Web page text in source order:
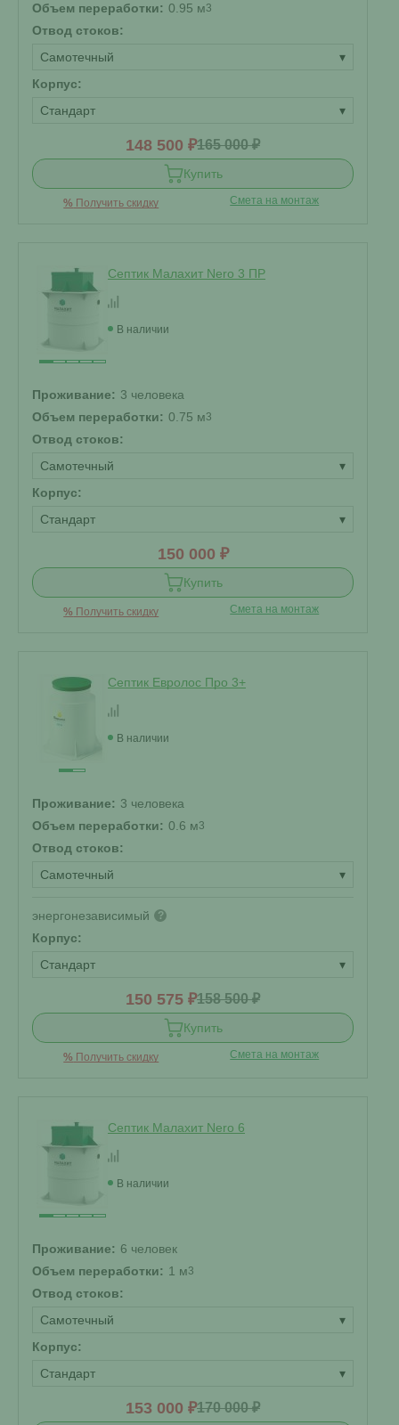
Объем переработки: 0.95 м3
Отвод стоков:
Самотечный
▾
Корпус:
Стандарт
▾
148 500 ₽165 000 ₽
Купить
% Получить скидку Смета на монтаж
Септик Малахит Nero 3 ПР
В наличии
Проживание: 3 человека
Объем переработки: 0.75 м3
Отвод стоков:
Самотечный
▾
Корпус:
Стандарт
▾
150 000 ₽
Купить
% Получить скидку Смета на монтаж
Септик Евролос Про 3+
В наличии
Проживание: 3 человека
Объем переработки: 0.6 м3
Отвод стоков:
Самотечный
▾
энергонезависимый ?
Корпус:
Стандарт
▾
150 575 ₽158 500 ₽
Купить
% Получить скидку Смета на монтаж
Септик Малахит Nero 6
В наличии
Проживание: 6 человек
Объем переработки: 1 м3
Отвод стоков:
Самотечный
▾
Корпус:
Стандарт
▾
153 000 ₽170 000 ₽